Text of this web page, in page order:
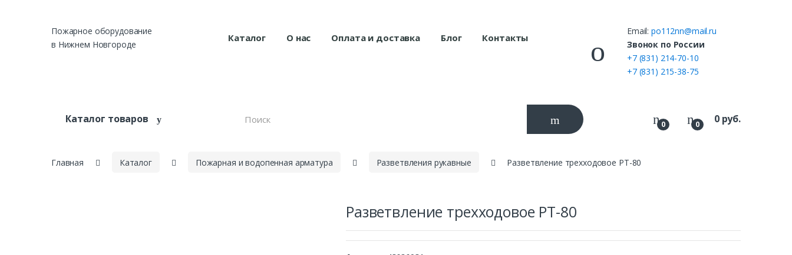
Пожарное оборудование
в Нижнем Новгороде
Каталог О нас Оплата и доставка Блог Контакты
Email:po112nn@mail.ru
Звонок по России
+7 (831) 214-70-10
+7 (831) 215-38-75
Каталог товаров
h
0 0 0руб.
Главная Каталог Пожарная и водопенная арматура Разветвления рукавные Разветвление трехходовое РТ-80
Разветвление трехходовое РТ-80